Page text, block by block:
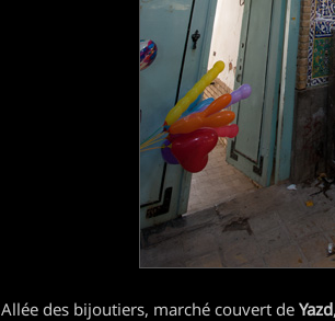
Allée des bijoutiers, marché couvert de Yazd